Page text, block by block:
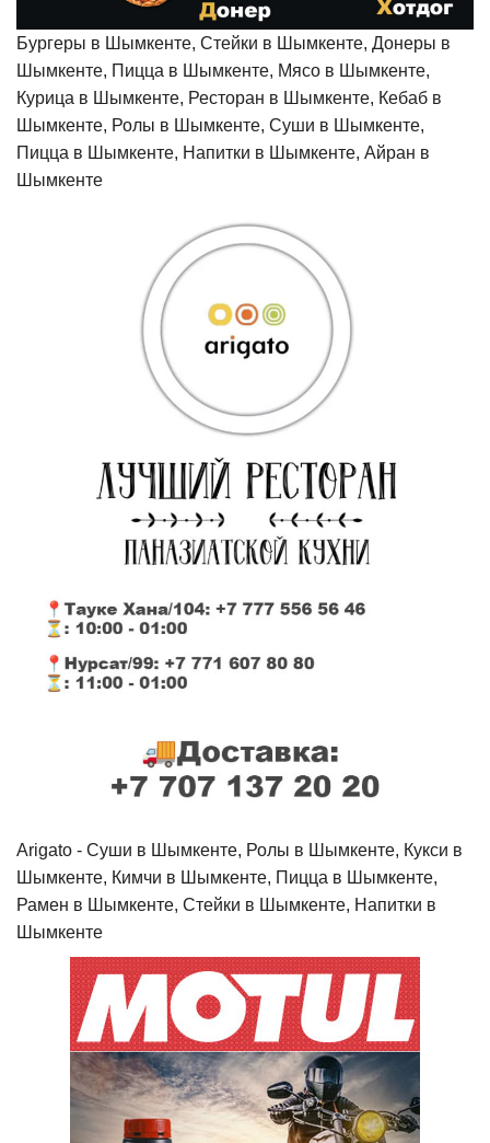
Бургеры в Шымкенте, Стейки в Шымкенте, Донеры в
Шымкенте, Пицца в Шымкенте, Мясо в Шымкенте,
Курица в Шымкенте, Ресторан в Шымкенте, Кебаб в
Шымкенте, Ролы в Шымкенте, Суши в Шымкенте,
Пицца в Шымкенте, Напитки в Шымкенте, Айран в
Шымкенте
Arigato - Cуши в Шымкенте, Ролы в Шымкенте, Кукси в
Шымкенте, Кимчи в Шымкенте, Пицца в Шымкенте,
Рамен в Шымкенте, Стейки в Шымкенте, Напитки в
Шымкенте